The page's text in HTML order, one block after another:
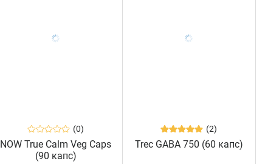
(0)
NOW True Calm Veg Caps
(90 капс)
(2)
Trec GABA 750 (60 капс)